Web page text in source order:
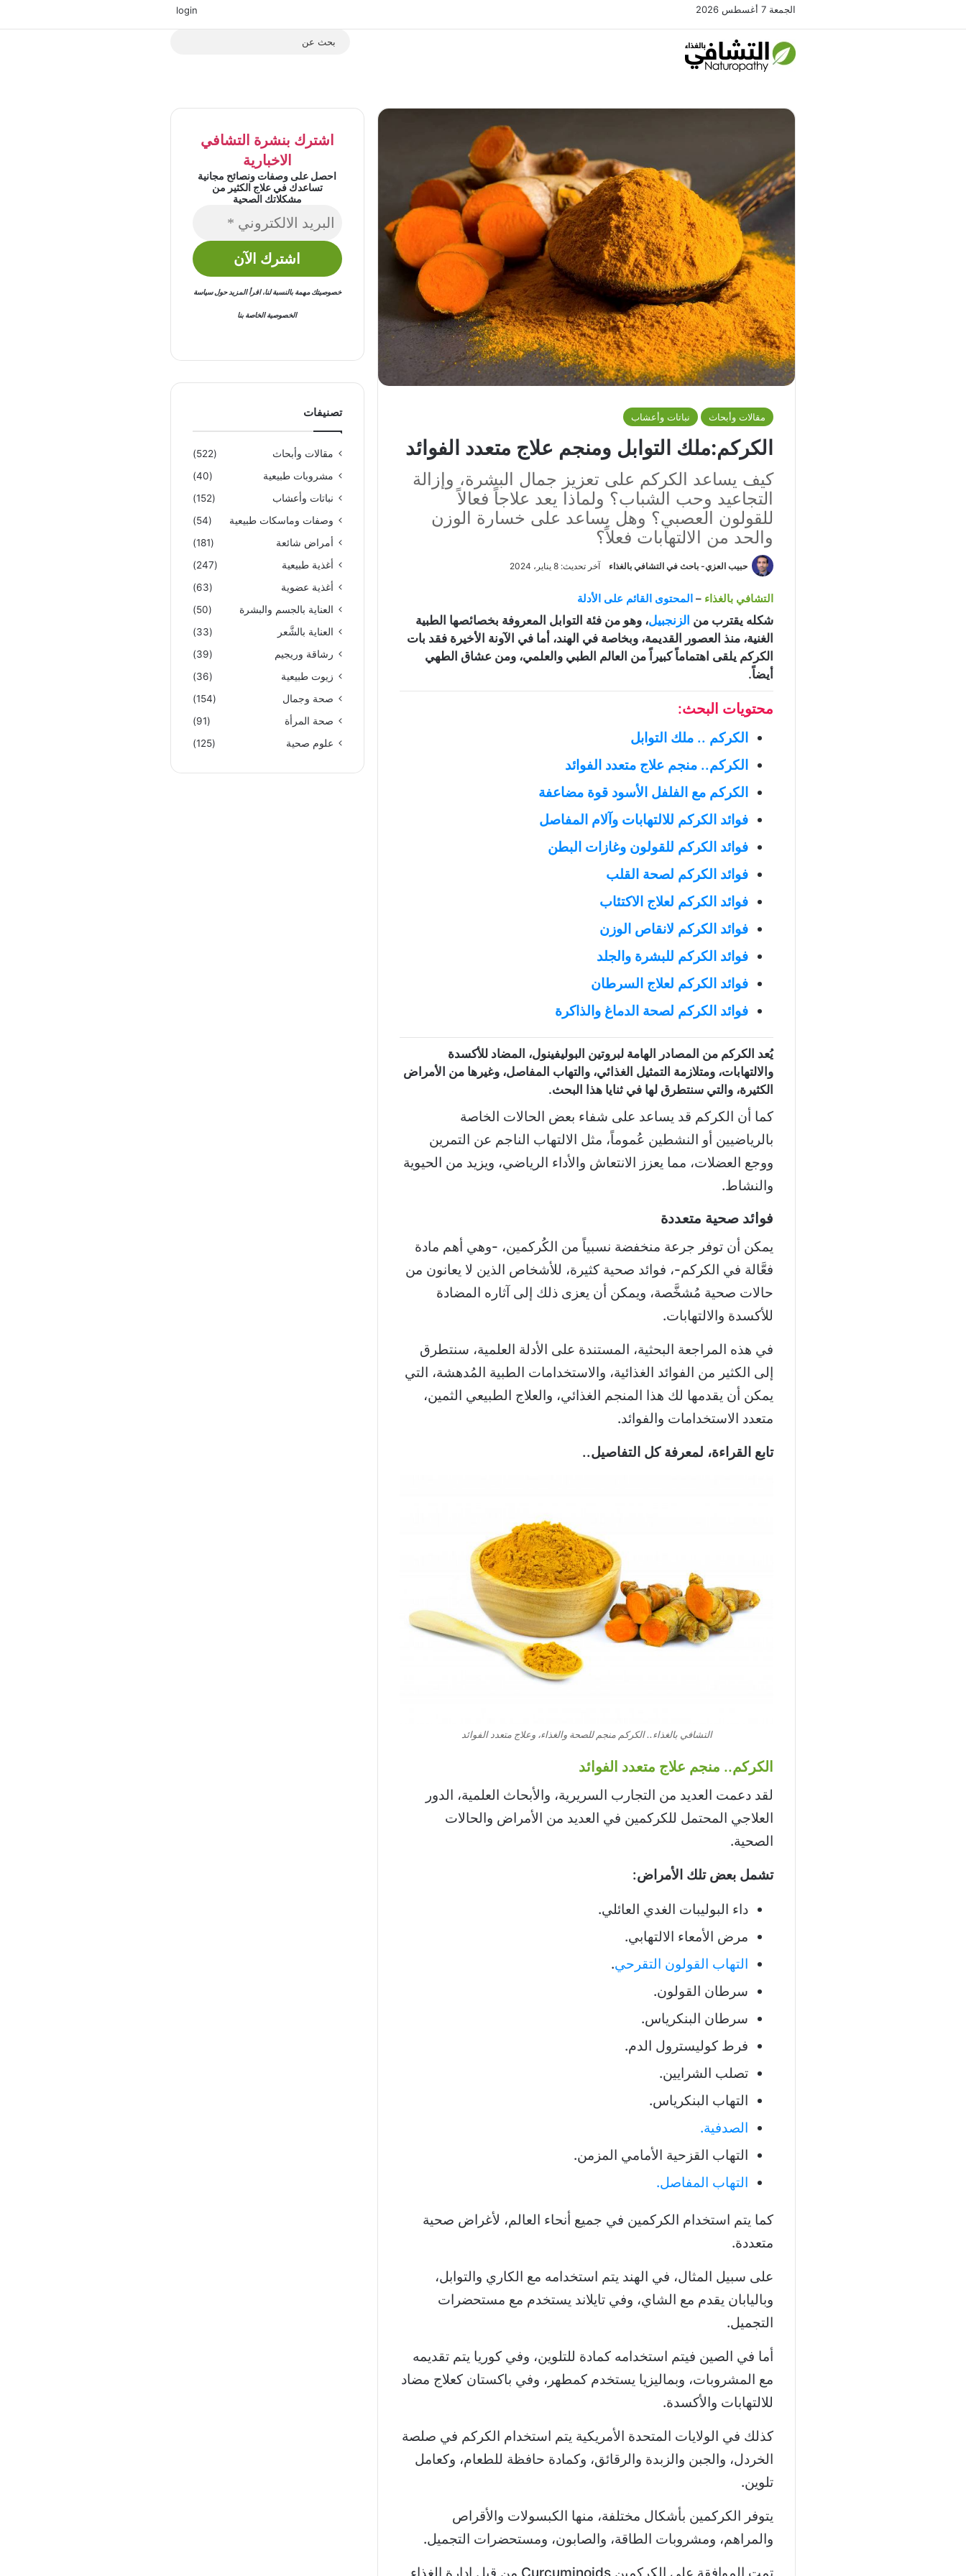
الجمعة 7 أغسطس 2026 انستقرام
login
مقالات وأبحاث نباتات وأعشاب
الكركم:ملك التوابل ومنجم علاج متعدد الفوائد
كيف يساعد الكركم على تعزيز جمال البشرة، وإزالة
التجاعيد وحب الشباب؟ ولماذا يعد علاجاً فعالاً
للقولون العصبي؟ وهل يساعد على خسارة الوزن
والحد من الالتهابات فعلاً؟
حبيب العزي- باحث في التشافي بالغذاء آخر تحديث: 8 يناير، 2024
التشافي بالغذاء – المحتوى القائم على الأدلة
شكله يقترب من الزنجبيل، وهو من فئة التوابل المعروفة بخصائصها الطبية
الغنية، منذ العصور القديمة، وبخاصة في الهند، أما في الآونة الأخيرة فقد بات
الكركم يلقى اهتماماً كبيراً من العالم الطبي والعلمي، ومن عشاق الطهي
أيضاً.
محتويات البحث:
الكركم .. ملك التوابل
الكركم.. منجم علاج متعدد الفوائد
الكركم مع الفلفل الأسود قوة مضاعفة
فوائد الكركم للالتهابات وآلام المفاصل
فوائد الكركم للقولون وغازات البطن
فوائد الكركم لصحة القلب
فوائد الكركم لعلاج الاكتئاب
فوائد الكركم لانقاص الوزن
فوائد الكركم للبشرة والجلد
فوائد الكركم لعلاج السرطان
فوائد الكركم لصحة الدماغ والذاكرة
يُعد الكركم من المصادر الهامة لبروتين البوليفينول، المضاد للأكسدة
والالتهابات، ومتلازمة التمثيل الغذائي، والتهاب المفاصل، وغيرها من الأمراض
الكثيرة، والتي سنتطرق لها في ثنايا هذا البحث.
كما أن الكركم قد يساعد على شفاء بعض الحالات الخاصة
بالرياضيين أو النشطين عُموماً، مثل الالتهاب الناجم عن التمرين
ووجع العضلات، مما يعزز الانتعاش والأداء الرياضي، ويزيد من الحيوية
والنشاط.
فوائد صحية متعددة
يمكن أن توفر جرعة منخفضة نسبياً من الكُركمين، -وهي أهم مادة
فعَّالة في الكركم-، فوائد صحية كثيرة، للأشخاص الذين لا يعانون من
حالات صحية مُشخَّصة، ويمكن أن يعزى ذلك إلى آثاره المضادة
للأكسدة والالتهابات.
في هذه المراجعة البحثية، المستندة على الأدلة العلمية، سنتطرق
إلى الكثير من الفوائد الغذائية، والاستخدامات الطبية المُدهشة، التي
يمكن أن يقدمها لك هذا المنجم الغذائي، والعلاج الطبيعي الثمين،
متعدد الاستخدامات والفوائد.
تابع القراءة، لمعرفة كل التفاصيل..
التشافي بالغذاء.. الكركم منجم للصحة والغذاء، وعلاج متعدد الفوائد
الكركم.. منجم علاج متعدد الفوائد
لقد دعمت العديد من التجارب السريرية، والأبحاث العلمية، الدور
العلاجي المحتمل للكركمين في العديد من الأمراض والحالات
الصحية.
تشمل بعض تلك الأمراض:
داء البوليبات الغدي العائلي.
مرض الأمعاء الالتهابي.
التهاب القولون التقرحي.
سرطان القولون.
سرطان البنكرياس.
فرط كوليسترول الدم.
تصلب الشرايين.
التهاب البنكرياس.
الصدفية.
التهاب القزحية الأمامي المزمن.
التهاب المفاصل.
كما يتم استخدام الكركمين في جميع أنحاء العالم، لأغراض صحية
متعددة.
على سبيل المثال، في الهند يتم استخدامه مع الكاري والتوابل،
وباليابان يقدم مع الشاي، وفي تايلاند يستخدم مع مستحضرات
التجميل.
أما في الصين فيتم استخدامه كمادة للتلوين، وفي كوريا يتم تقديمه
مع المشروبات، وبماليزيا يستخدم كمطهر، وفي باكستان كعلاج مضاد
للالتهابات والأكسدة.
كذلك في الولايات المتحدة الأمريكية يتم استخدام الكركم في صلصة
الخردل، والجبن والزبدة والرقائق، وكمادة حافظة للطعام، وكعامل
تلوين.
يتوفر الكركمين بأشكال مختلفة، منها الكبسولات والأقراص
والمراهم، ومشروبات الطاقة، والصابون، ومستحضرات التجميل.
تمت الموافقة على الكركمين Curcuminoids من قبل إدارة الغذاء
اشترك بنشرة التشافي
الاخبارية
احصل على وصفات ونصائح مجانية
تساعدك في علاج الكثير من
مشكلاتك الصحية
خصوصيتك مهمة بالنسبة لنا،اقرأ المزيد حولسياسة
الخصوصيةالخاصة بنا
تصنيفات
مقالات وأبحاث
(522)
مشروبات طبيعية
(40)
نباتات وأعشاب
(152)
وصفات وماسكات طبيعية
(54)
أمراض شائعة
(181)
أغذية طبيعية
(247)
أغذية عضوية
(63)
العناية بالجسم والبشرة
(50)
العناية بالشَّعر
(33)
رشاقة وريجيم
(39)
زيوت طبيعية
(36)
صحة وجمال
(154)
صحة المرأة
(91)
علوم صحية
(125)